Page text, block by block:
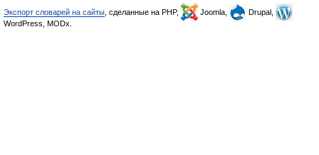
Экспорт словарей на сайты, сделанные на PHP, Joomla,
Drupal,
WordPress, MODx.